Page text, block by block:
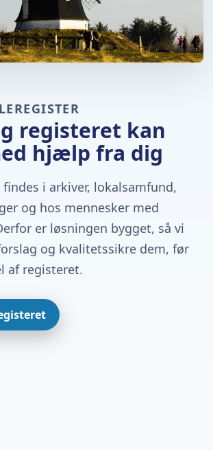
registeret kan
hjælp fra dig
i arkiver, lokalsamfund,
og hos mennesker med
er løsningen bygget, så vi
og kvalitetssikre dem, før
af registeret.